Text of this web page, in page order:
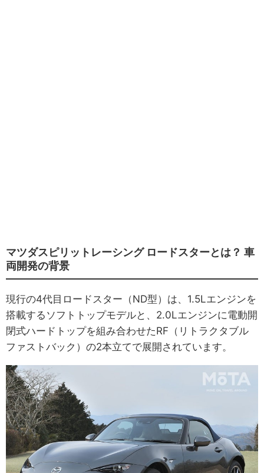
マツダスピリットレーシング ロードスターとは？ 車
両開発の背景
現行の4代目ロードスター（ND型）は、1.5Lエンジンを
搭載するソフトトップモデルと、2.0Lエンジンに電動開
閉式ハードトップを組み合わせたRF（リトラクタブル
ファストバック）の2本立てで展開されています。